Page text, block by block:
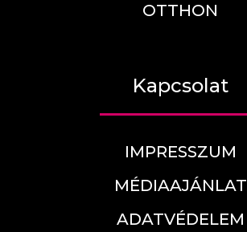
OTTHON
Kapcsolat
IMPRESSZUM
MÉDIAAJÁNLAT
ADATVÉDELEM